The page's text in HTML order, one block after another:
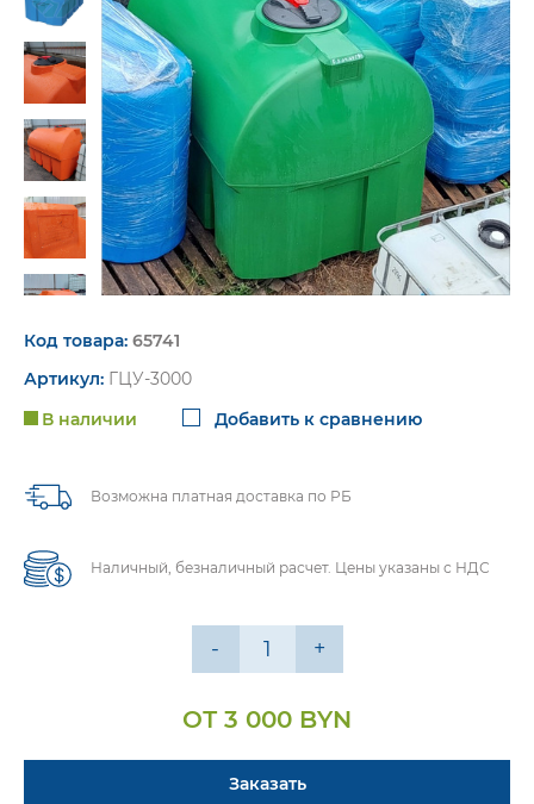
пт. 9:00-16:00
Код товара: 65741
Артикул: ГЦУ-3000
В наличии
Добавить к сравнению
Возможна платная доставка по РБ
Наличный, безналичный расчет. Цены указаны с НДС
- +
ОТ 3 000 BYN
Заказать